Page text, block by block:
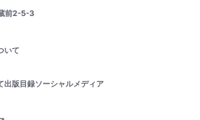
前2-5-3
いて
出版目録ソーシャルメディア